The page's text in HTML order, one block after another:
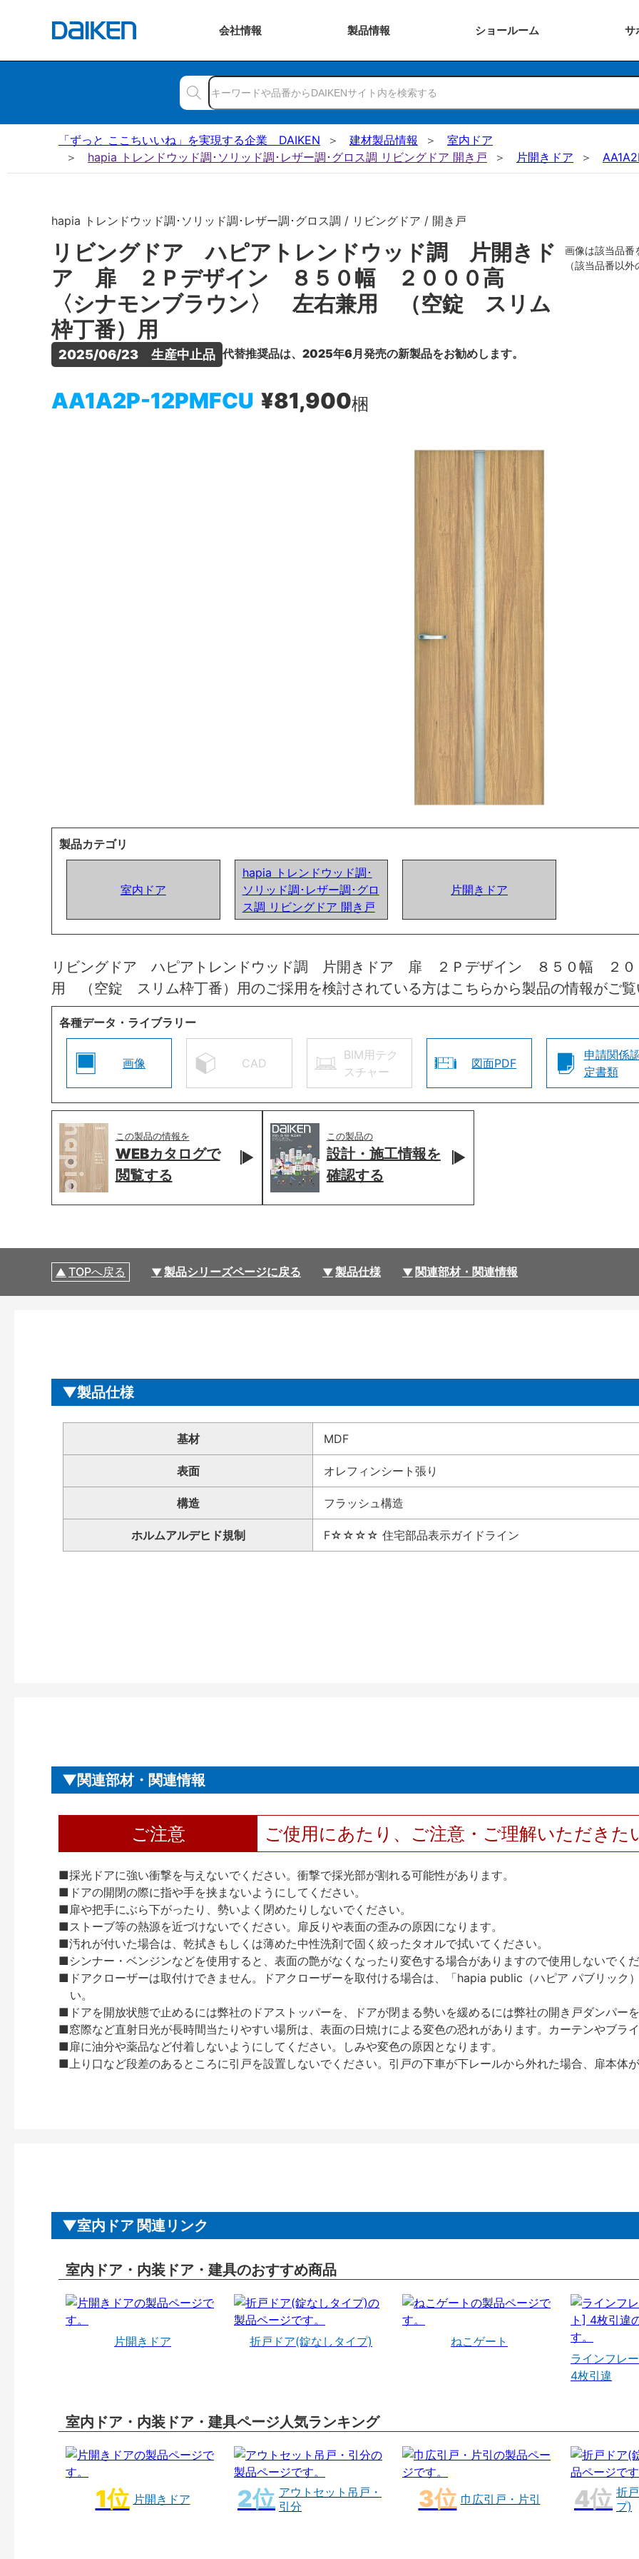
会社情報 製品情報 ショールーム サ
「ずっと ここちいいね」を実現する企業 DAIKEN 建材製品情報
室内ドア
hapia トレンドウッド調･ソリッド調･レザー調･グロス調 リビングドア 開き戸
片開きドア
hapia トレンドウッド調･ソリッド調･レザー調･グロス調 / リビングドア / 開き戸
リビングドア ハピアトレンドウッド調 片開きド
ア 扉 ２Ｐデザイン ８５０幅 ２０００高
〈シナモンブラウン〉 左右兼用 （空錠 スリム
枠丁番）用
2025/06/23　生産中止品 代替推奨品は、2025年6月発売の新製品をお勧めします。
AA1A2P-12PMFCU ¥81,900梱
画像は該当品番
（該当品番以
製品カテゴリ
室内ドア
hapia トレンドウッド調･
ソリッド調･レザー調･グロ
ス調 リビングドア 開き戸
片開きドア
リビングドア ハピアトレンドウッド調 片開きドア 扉 ２Ｐデザイン ８５０幅 ２
用 （空錠 スリム枠丁番）用のご採用を検討されている方はこちらから製品の情報がご覧
各種データ・ライブラリー
画像 CAD
BIM用テク
スチャー
図面PDF
申請関係
定書類
この製品の情報を
WEBカタログで
閲覧する
この製品の
設計・施工情報を
確認する
TOPへ戻る 製品シリーズページに戻る 製品仕様 関連部材・関連情報
製品仕様
基材 MDF
表面 オレフィンシート張り
構造 フラッシュ構造
ホルムアルデヒド規制 F☆☆☆☆ 住宅部品表示ガイドライン
関連部材・関連情報
ご注意 ご使用にあたり、ご注意・ご理解いただきた
■採光ドアに強い衝撃を与えないでください。衝撃で採光部が割れる可能性があります。
■ドアの開閉の際に指や手を挟まないようにしてください。
■扉や把手にぶら下がったり、勢いよく閉めたりしないでください。
■ストーブ等の熱源を近づけないでください。扉反りや表面の歪みの原因になります。
■汚れが付いた場合は、乾拭きもしくは薄めた中性洗剤で固く絞ったタオルで拭いてください。
■シンナー・ベンジンなどを使用すると、表面の艶がなくなったり変色する場合がありますので使用しないでく
■ドアクローザーは取付けできません。ドアクローザーを取付ける場合は、「hapia public（ハピア パブリック
い。
■ドアを開放状態で止めるには弊社のドアストッパーを、ドアが閉まる勢いを緩めるには弊社の開き戸ダンパー
■窓際など直射日光が長時間当たりやすい場所は、表面の日焼けによる変色の恐れがあります。カーテンやブラ
■扉に油分や薬品など付着しないようにしてください。しみや変色の原因となります。
■上り口など段差のあるところに引戸を設置しないでください。引戸の下車が下レールから外れた場合、扉本体
室内ドア 関連リンク
室内ドア・内装ドア・建具のおすすめ商品
片開きドア 折戸ドア(錠なしタイプ)
ねこゲート
ラインフレ
4枚引違
室内ドア・内装ドア・建具ページ人気ランキング
片開きドア
アウトセット吊戸・
引分
巾広引戸・片引
折
プ)